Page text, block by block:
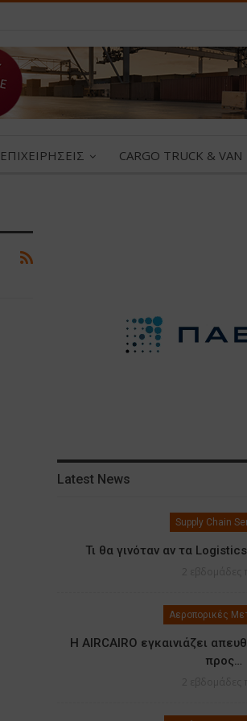
ΕΠΙΧΕΙΡΗΣΕΙΣ CARGO TRUCK & VAN
Latest News
Supply Chain
Τι θα γινόταν αν τα
Η AIRCAIRO εγκαινιάζει
προς…